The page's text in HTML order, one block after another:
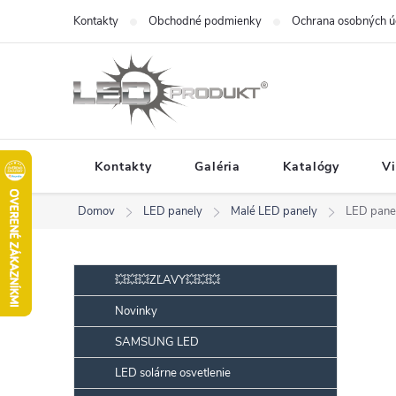
obsah
Kontakty Obchodné podmienky Ochrana osobných
Kontakty Galéria Katalógy
Domov LED panely Malé LED panely LED
o
č
n
Preskočiť
kategórie💥💥💥ZĽAVY💥💥💥
Novinky
SAMSUNG LED
LED solárne osvetlenie